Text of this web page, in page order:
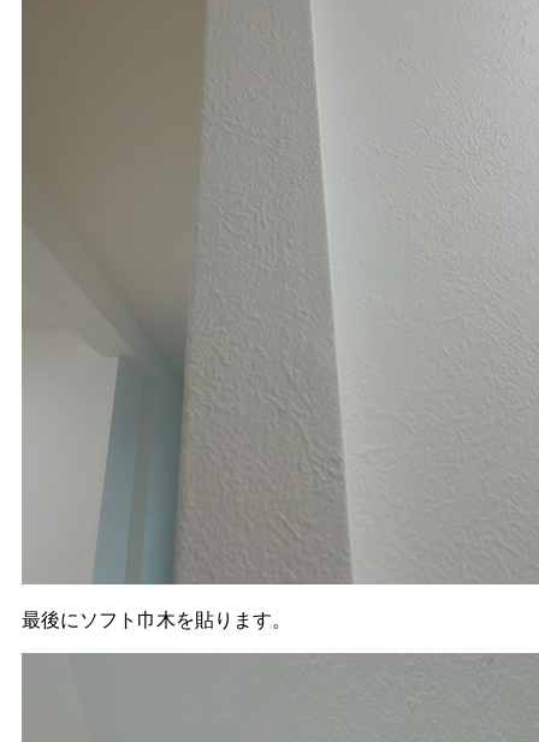
最後にソフト巾木を貼ります。